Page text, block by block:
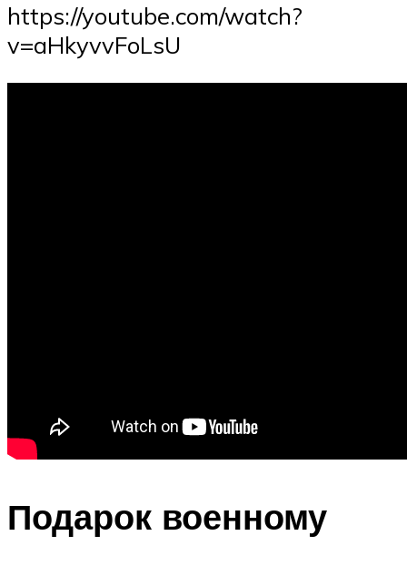
https://youtube.com/watch?
v=aHkyvvFoLsU
Подарок военному